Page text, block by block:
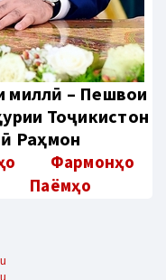
миллӣ – Пешвои
Тоҷикистон
Раҳмон
Фармонҳо
Паёмҳо